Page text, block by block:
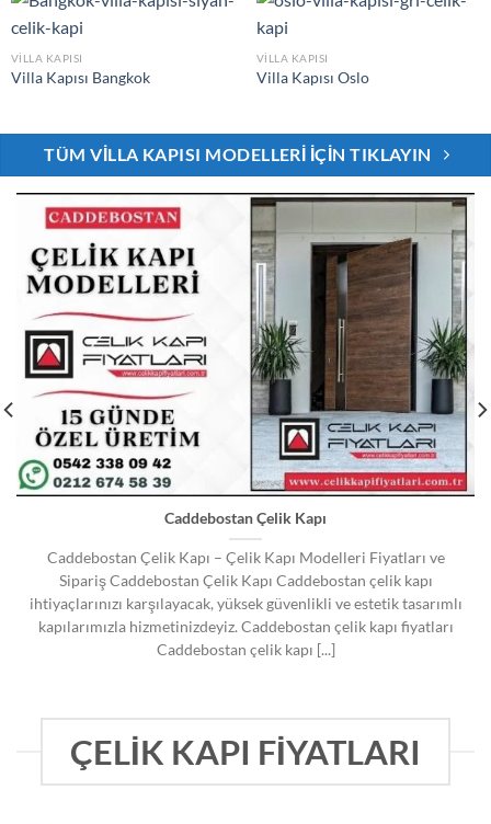
VILLA KAPISI
Villa Kapısı Bangkok
VILLA KAPISI
Villa Kapısı Oslo
TÜM VILLA KAPISI MODELLERI İÇIN TIKLAYIN
Caddebostan Çelik Kapı
Caddebostan Çelik Kapı – Çelik Kapı Modelleri Fiyatları ve
Sipariş Caddebostan Çelik Kapı Caddebostan çelik kapı
ihtiyaçlarınızı karşılayacak, yüksek güvenlikli ve estetik tasarımlı
kapılarımızla hizmetinizdeyiz. Caddebostan çelik kapı fiyatları
Caddebostan çelik kapı [...]
ÇELİK KAPI FİYATLARI